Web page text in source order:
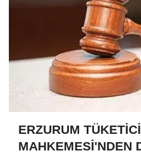
ERZURUM TÜKETİCİ
MAHKEMESİ'NDEN